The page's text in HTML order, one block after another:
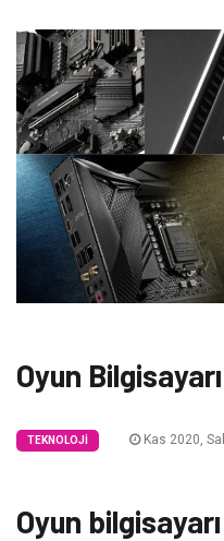
Oyun
TEKNOLOJI Kas 2020, Sal
Oyun